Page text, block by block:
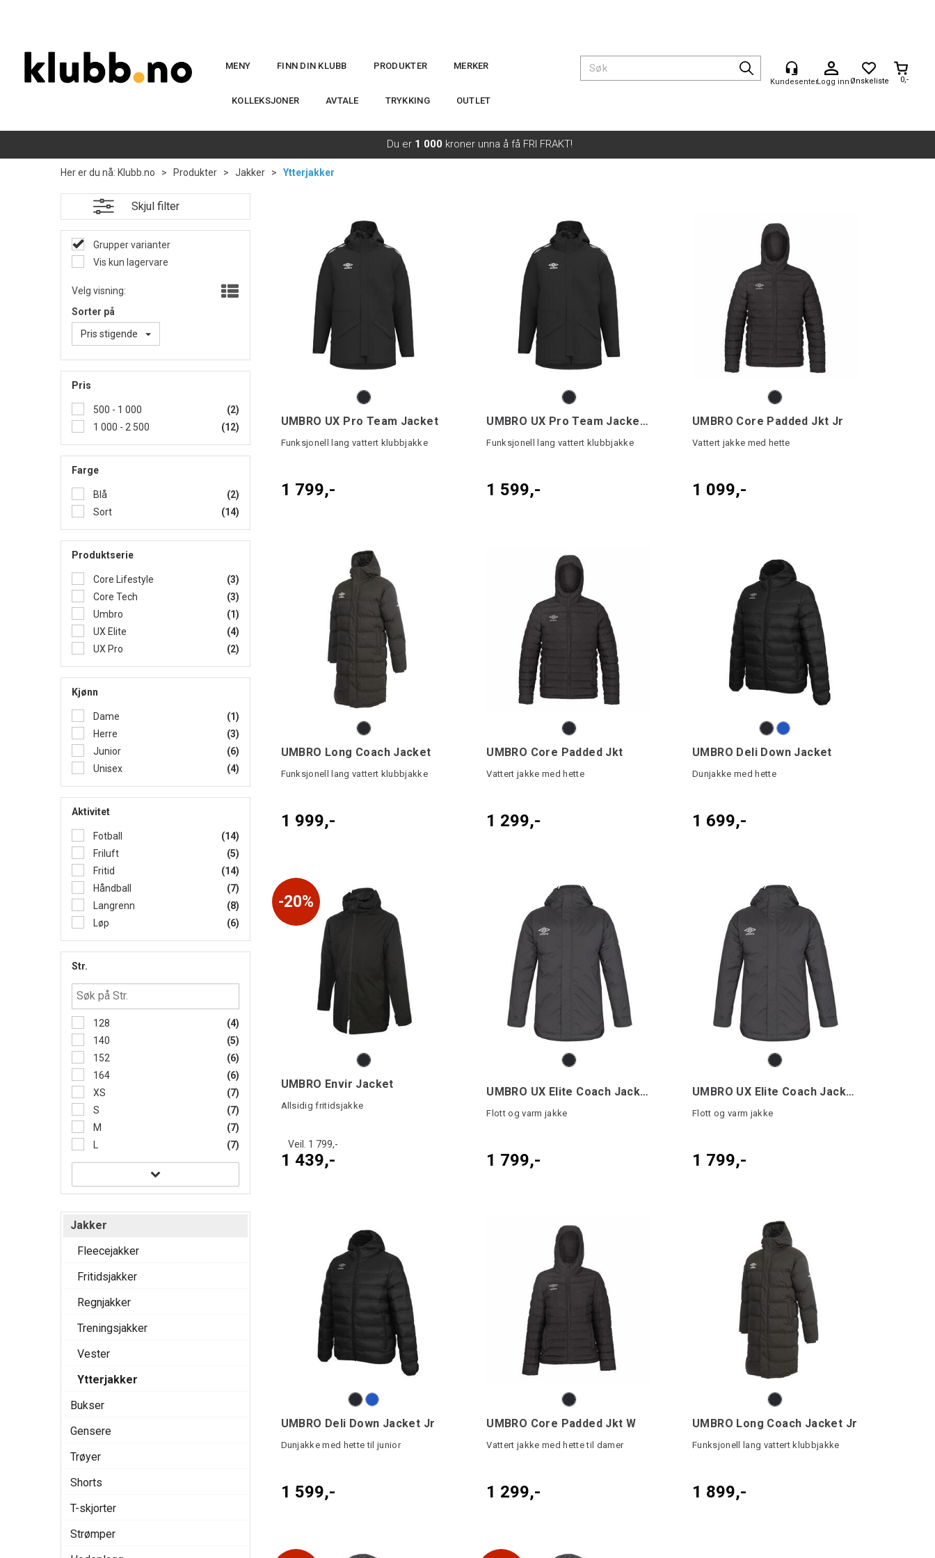
Logg inn 0,-
MENY FINN DIN KLUBB PRODUKTER MERKER
KOLLEKSJONER AVTALE TRYKKING OUTLET
Du er 1 000 kroner unna å få FRI FRAKT!
Her er du nå: Klubb.no > Produkter > Jakker > Ytterjakker
Skjul filter
Grupper varianter
Vis kun lagervare
Velg visning:
Sorter på
Pris stigende
Pris
500 - 1 000
(2)
1 000 - 2 500
(12)
Farge
Blå
(2)
Sort
(14)
Produktserie
Core Lifestyle
(3)
Core Tech
(3)
Umbro
(1)
UX Elite
(4)
UX Pro
(2)
Kjønn
Dame
(1)
Herre
(3)
Junior
(6)
Unisex
(4)
Aktivitet
Fotball
(14)
Friluft
(5)
Fritid
(14)
Håndball
(7)
Langrenn
(8)
Løp
(6)
Str.
128
(4)
140
(5)
152
(6)
164
(6)
XS
(7)
S
(7)
M
(7)
(7)
Jakker
Fleecejakker
Fritidsjakker
Regnjakker
Treningsjakker
Vester
Ytterjakker
Bukser
Gensere
Trøyer
Shorts
T-skjorter
Strømper
UMBRO UX Pro Team Jacket
Funksjonell lang vattert klubbjakke
1 799,-
UMBRO UX Pro Team Jacket Jr
Funksjonell lang vattert klubbjakke
1 599,-
UMBRO Core Padded Jkt Jr
Vattert jakke med hette
1 099,-
UMBRO Long Coach Jacket
Funksjonell lang vattert klubbjakke
1 999,-
UMBRO Core Padded Jkt
Vattert jakke med hette
1 299,-
UMBRO Deli Down Jacket
Dunjakke med hette
1 699,-
20%
UMBRO Envir Jacket
Allsidig fritidsjakke
Veil. 1 799,-
1 439,-
UMBRO UX Elite Coach Jacket jr
Flott og varm jakke
1 799,-
UMBRO UX Elite Coach Jacket
Flott og varm jakke
1 799,-
UMBRO Deli Down Jacket Jr
Dunjakke med hette til junior
1 599,-
UMBRO Core Padded Jkt W
Vattert jakke med hette til damer
1 299,-
UMBRO Long Coach Jacket Jr
Funksjonell lang vattert klubbjakke
1 899,-